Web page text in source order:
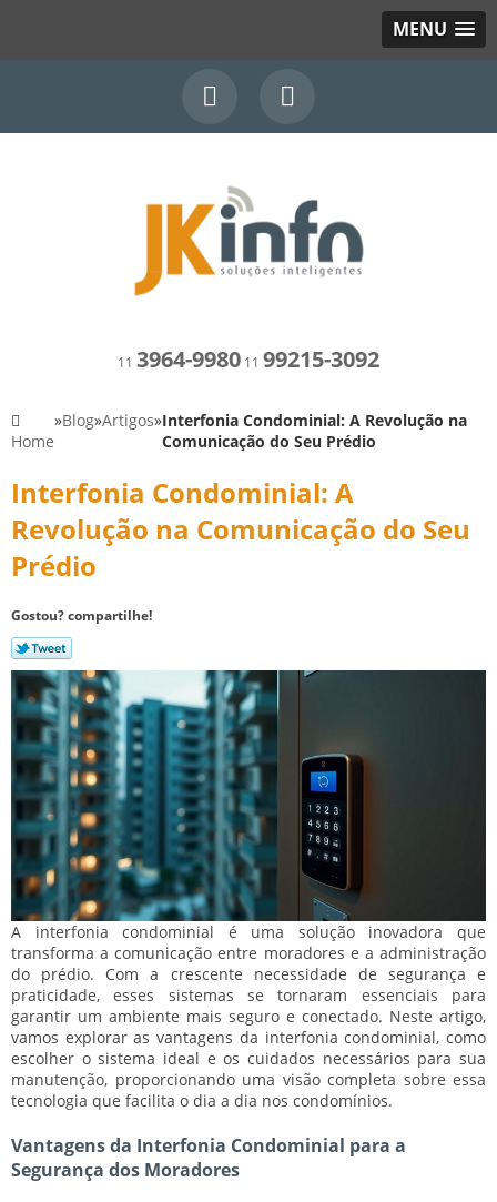
MENU
11 3964-9980 11 99215-3092
Home
»Blog»Artigos»Interfonia Condominial: A Revolução na
Comunicação do Seu Prédio
Interfonia Condominial: A
Revolução na Comunicação do Seu
Prédio
Gostou? compartilhe!
A interfonia condominial é uma solução inovadora que
transforma a comunicação entre moradores e a administração
do prédio. Com a crescente necessidade de segurança e
praticidade, esses sistemas se tornaram essenciais para
garantir um ambiente mais seguro e conectado. Neste artigo,
vamos explorar as vantagens da interfonia condominial, como
escolher o sistema ideal e os cuidados necessários para sua
manutenção, proporcionando uma visão completa sobre essa
tecnologia que facilita o dia a dia nos condomínios.
Vantagens da Interfonia Condominial para a
Segurança dos Moradores